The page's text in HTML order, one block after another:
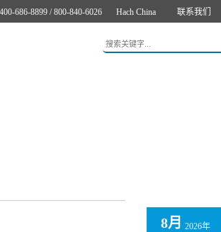
联系我们
Hach China
400-686-8899 / 800-840-6026
8月
2026年